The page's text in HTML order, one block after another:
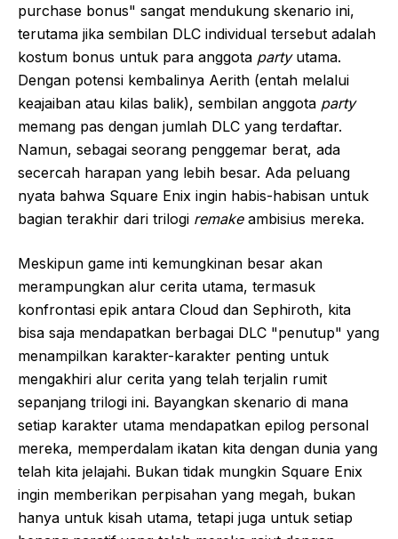
purchase bonus" sangat mendukung skenario ini,
terutama jika sembilan DLC individual tersebut adalah
kostum bonus untuk para anggota partyutama.
Dengan potensi kembalinya Aerith (entah melalui
keajaiban atau kilas balik), sembilan anggota party
memang pas dengan jumlah DLC yang terdaftar.
Namun, sebagai seorang penggemar berat, ada
secercah harapan yang lebih besar. Ada peluang
nyata bahwa Square Enix ingin habis-habisan untuk
bagian terakhir dari trilogi remakeambisius mereka.
Meskipun game inti kemungkinan besar akan
merampungkan alur cerita utama, termasuk
konfrontasi epik antara Cloud dan Sephiroth, kita
bisa saja mendapatkan berbagai DLC "penutup" yang
menampilkan karakter-karakter penting untuk
mengakhiri alur cerita yang telah terjalin rumit
sepanjang trilogi ini. Bayangkan skenario di mana
setiap karakter utama mendapatkan epilog personal
mereka, memperdalam ikatan kita dengan dunia yang
telah kita jelajahi. Bukan tidak mungkin Square Enix
ingin memberikan perpisahan yang megah, bukan
hanya untuk kisah utama, tetapi juga untuk setiap